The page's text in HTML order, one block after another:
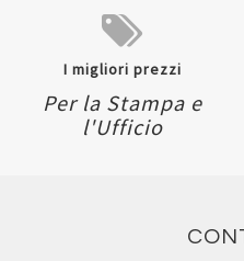
I migliori prezzi
Per la Stampa e
l'Ufficio